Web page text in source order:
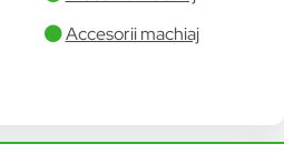
Accesorii machiaj